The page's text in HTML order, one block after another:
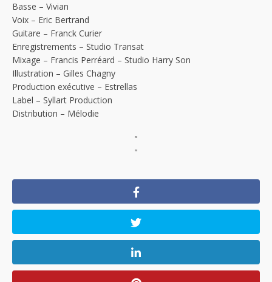
Basse – Vivian
Voix – Eric Bertrand
Guitare – Franck Curier
Enregistrements – Studio Transat
Mixage – Francis Perréard – Studio Harry Son
Illustration – Gilles Chagny
Production exécutive – Estrellas
Label – Syllart Production
Distribution – Mélodie
"
"